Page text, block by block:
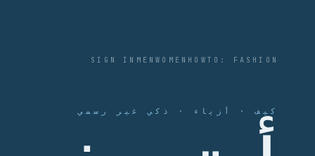
HOWTO: FASHION
WOMEN
MEN
SIGN IN
كيف · أزياء · ذكي غير رسمي